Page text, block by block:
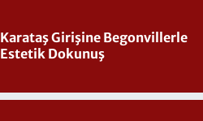
Karataş Girişine Begonvillerle
Estetik Dokunuş